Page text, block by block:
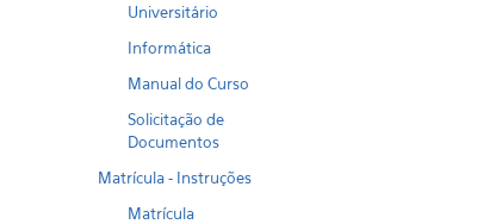
Universitário
Informática
Manual do Curso
Solicitação de
Documentos
Matrícula - Instruções
Matrícula